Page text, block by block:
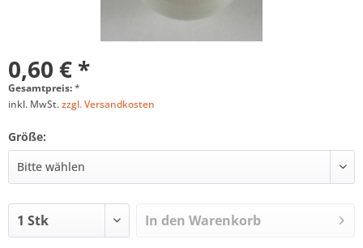
0,60 € *
Gesamtpreis:*
inkl. MwSt.zzgl. Versandkosten
Größe:
In den Warenkorb